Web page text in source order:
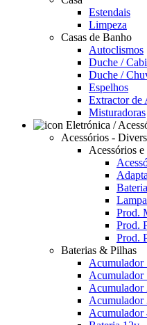
Estendais
Limpeza
Casas de Banho
Autoclismos
Duche /
Duche /
Espelhos
Extractor de
Misturadoras
Acessórios -
Acessórios
Prod.
Prod.
Prod.
Baterias & Pilhas
Acumulador
Acumulador
Acumulador
Acumulador